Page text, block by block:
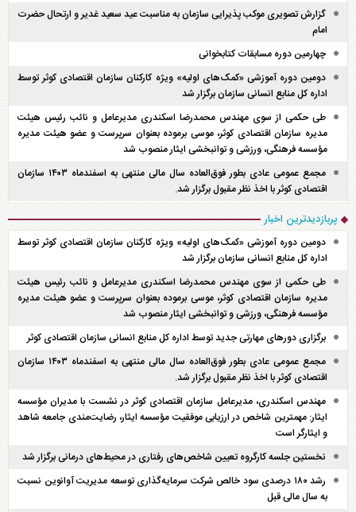
گزارش تصویری موکب پذیرایی سازمان به مناسبت عید سعید غدیر و ارتحال حضرت
امام
چهارمین دوره مسابقات کتابخوانی
دومین دوره آموزشی «کمک‌های اولیه» ویژه کارکنان سازمان اقتصادی کوثر توسط
اداره کل منابع انسانی سازمان برگزار شد
طی حکمی از سوی مهندس محمدرضا اسکندری مدیرعامل و نائب رئیس هیئت
مدیره سازمان اقتصادی کوثر، موسی برموده بعنوان سرپرست و عضو هیئت مدیره
مؤسسه فرهنگی، ورزشی و توانبخشی ایثار منصوب شد
مجمع عمومی عادی بطور فوق‌العاده سال مالی منتهی به اسفند‌ماه ۱۴۰۳ سازمان
اقتصادی کوثر با اخذ نظر مقبول برگزار شد.
پربازدیدترین اخبار
دومین دوره آموزشی «کمک‌های اولیه» ویژه کارکنان سازمان اقتصادی کوثر توسط
اداره کل منابع انسانی سازمان برگزار شد
طی حکمی از سوی مهندس محمدرضا اسکندری مدیرعامل و نائب رئیس هیئت
مدیره سازمان اقتصادی کوثر، موسی برموده بعنوان سرپرست و عضو هیئت مدیره
مؤسسه فرهنگی، ورزشی و توانبخشی ایثار منصوب شد
برگزاری دور‌های مهارتی جدید توسط اداره کل منابع انسانی سازمان اقتصادی کوثر
مجمع عمومی عادی بطور فوق‌العاده سال مالی منتهی به اسفند‌ماه ۱۴۰۳ سازمان
اقتصادی کوثر با اخذ نظر مقبول برگزار شد.
مهندس اسکندری، مدیرعامل سازمان اقتصادی کوثر در نشست با مدیران مؤسسه
ایثار: مهمترین شاخص در ارزیابی موفقیت مؤسسه ایثار، رضایت‌مندی جامعه شاهد
و ایثارگر است
نخستین جلسه کارگروه تعیین شاخص‌های رفتاری در محیط‌های درمانی برگزار شد
رشد ۱۸۰ درصدی سود خالص شرکت سرمایه‌گذاری توسعه مدیریت آوانوین نسبت
به سال مالی قبل